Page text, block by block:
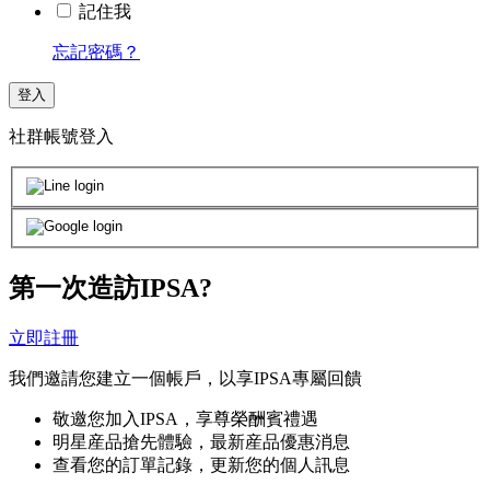
記住我
忘記密碼？
登入
社群帳號登入
第一次造訪IPSA?
立即註冊
我們邀請您建立一個帳戶，以享IPSA專屬回饋
敬邀您加入IPSA，享尊榮酬賓禮遇
明星産品搶先體驗，最新産品優惠消息
查看您的訂單記錄，更新您的個人訊息